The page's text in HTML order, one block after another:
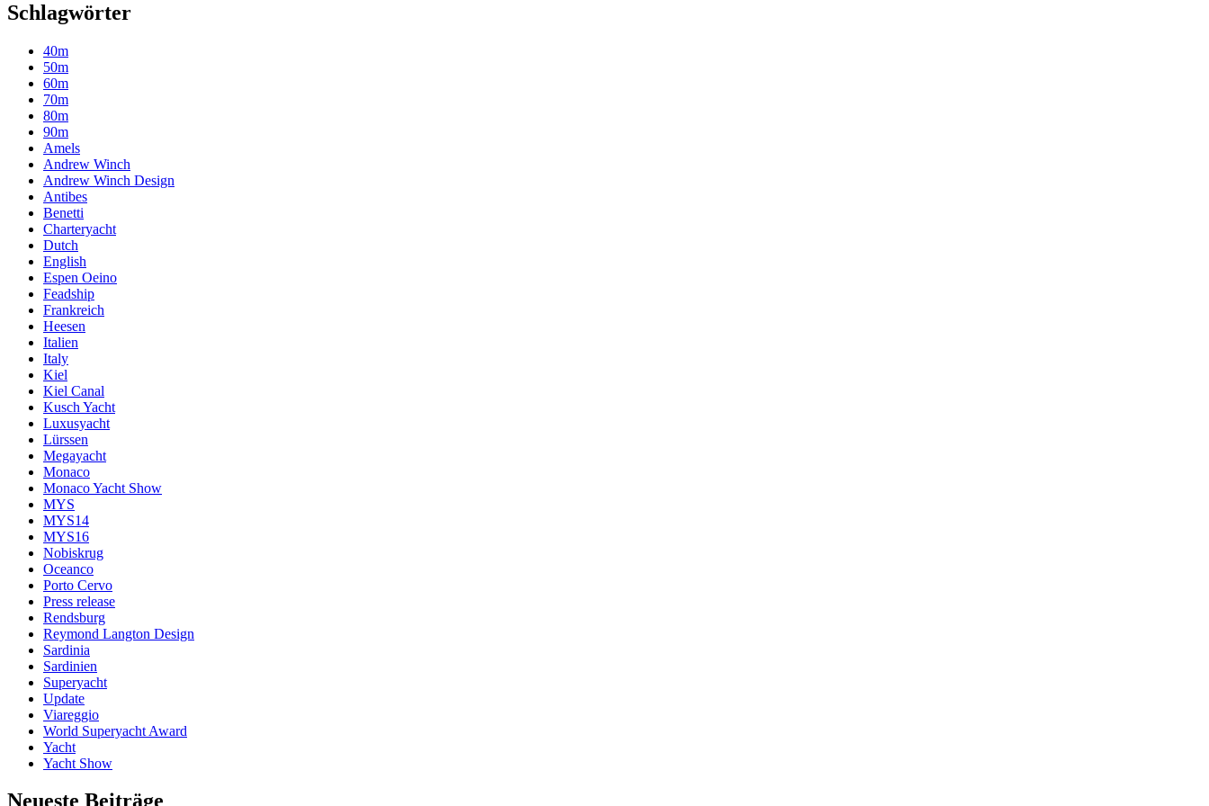
Schlagwörter
40m
50m
60m
70m
80m
90m
Amels
Andrew Winch
Andrew Winch Design
Antibes
Benetti
Charteryacht
Dutch
English
Espen Oeino
Feadship
Frankreich
Heesen
Italien
Italy
Kiel
Kiel Canal
Kusch Yacht
Luxusyacht
Lürssen
Megayacht
Monaco
Monaco Yacht Show
MYS
MYS14
MYS16
Nobiskrug
Oceanco
Porto Cervo
Press release
Rendsburg
Reymond Langton Design
Sardinia
Sardinien
Superyacht
Update
Viareggio
World Superyacht Award
Yacht
Yacht Show
Neueste Beiträge